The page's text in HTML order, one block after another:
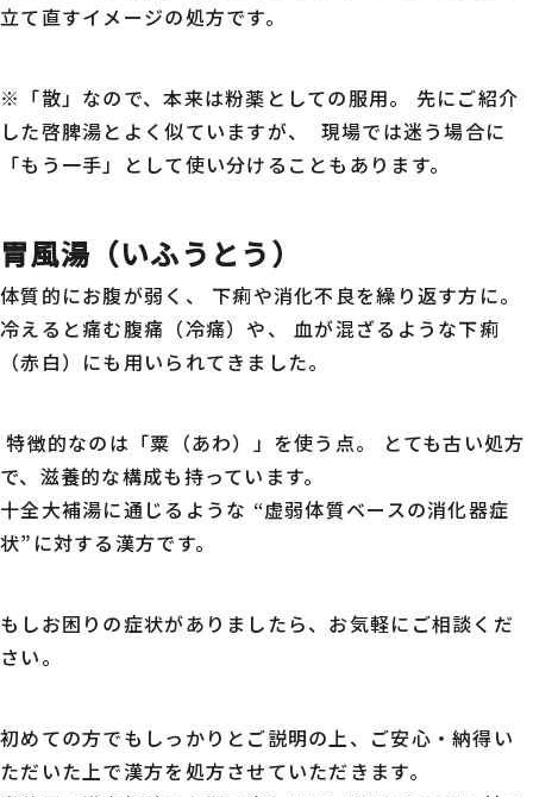
立て直すイメージの処方です。
※「散」なので、本来は粉薬としての服用。 先にご紹介
した啓脾湯とよく似ていますが、 現場では迷う場合に
「もう一手」として使い分けることもあります。
胃風湯（いふうとう）
体質的にお腹が弱く、 下痢や消化不良を繰り返す方に。
冷えると痛む腹痛（冷痛）や、 血が混ざるような下痢
（赤白）にも用いられてきました。
特徴的なのは「粟（あわ）」を使う点。 とても古い処方
で、滋養的な構成も持っています。
十全大補湯に通じるような “虚弱体質ベースの消化器症
状”に対する漢方です。
もしお困りの症状がありましたら、お気軽にご相談くだ
さい。
初めての方でもしっかりとご説明の上、ご安心・納得い
ただいた上で漢方を処方させていただきます。